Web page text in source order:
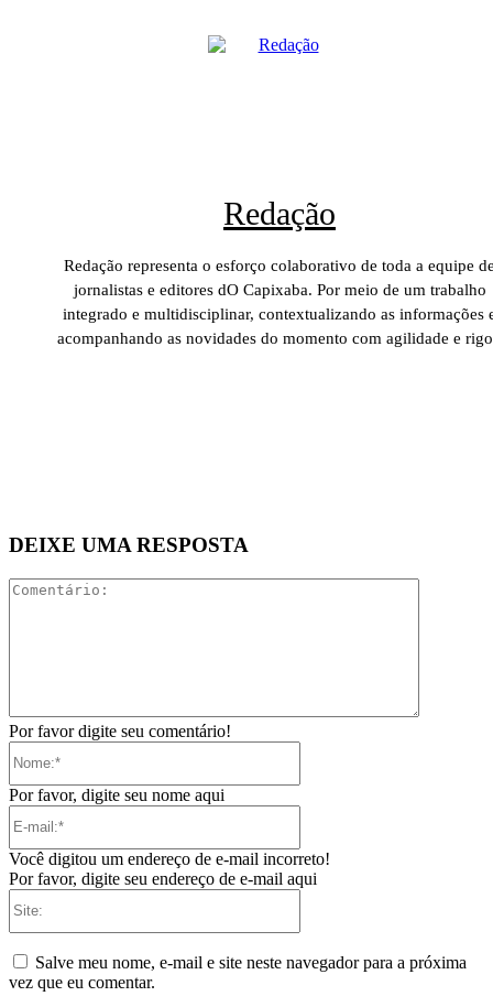
Redação
Redação representa o esforço colaborativo de toda a equipe
jornalistas e editores dO Capixaba. Por meio de um trabalho
integrado e multidisciplinar, contextualizando as informações
acompanhando as novidades do momento com agilidade e
DEIXE UMA RESPOSTA
Por favor digite seu comentário!
Por favor, digite seu nome aqui
Você digitou um endereço de e-mail incorreto!
Por favor, digite seu endereço de e-mail aqui
Salve meu nome, e-mail e site neste navegador para a próxima
vez que eu comentar.